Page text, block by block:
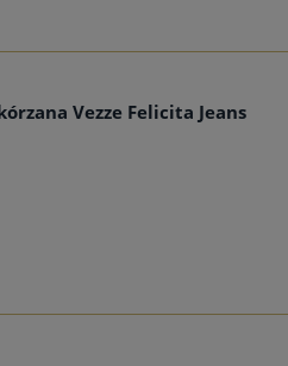
Vezze Felicita Jeans